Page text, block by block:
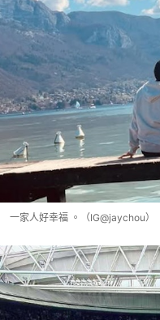
一家人好幸福 。（IG@jaychou）